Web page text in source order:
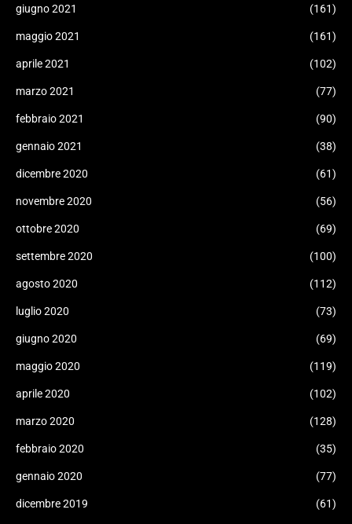
giugno 2021 (161)
maggio 2021 (161)
aprile 2021 (102)
marzo 2021 (77)
febbraio 2021 (90)
gennaio 2021 (38)
dicembre 2020 (61)
novembre 2020 (56)
ottobre 2020 (69)
settembre 2020 (100)
agosto 2020 (112)
luglio 2020 (73)
giugno 2020 (69)
maggio 2020 (119)
aprile 2020 (102)
marzo 2020 (128)
febbraio 2020 (35)
gennaio 2020 (77)
dicembre 2019 (61)